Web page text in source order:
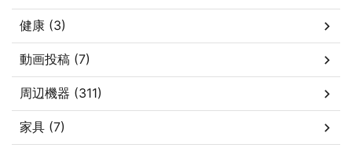
健康 (3)
動画投稿 (7)
周辺機器 (311)
家具 (7)